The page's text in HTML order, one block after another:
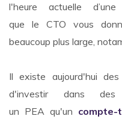
l'heure actuelle
que le CTO vous
beaucoup plus large,
Il existe aujourd'hui
d'investir dans
un PEA qu'un